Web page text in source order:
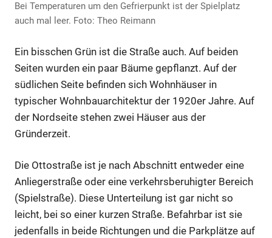
Anzeige
Bei Temperaturen um den Gefrierpunkt ist der Spielplatz
auch mal leer. Foto: Theo Reimann
Ein bisschen Grün ist die Straße auch. Auf beiden
Seiten wurden ein paar Bäume gepflanzt. Auf der
südlichen Seite befinden sich Wohnhäuser in
typischer Wohnbauarchitektur der 1920er Jahre. Auf
der Nordseite stehen zwei Häuser aus der
Gründerzeit.
Die Ottostraße ist je nach Abschnitt entweder eine
Anliegerstraße oder eine verkehrsberuhigter Bereich
(Spielstraße). Diese Unterteilung ist gar nicht so
leicht, bei so einer kurzen Straße. Befahrbar ist sie
jedenfalls in beide Richtungen und die Parkplätze auf